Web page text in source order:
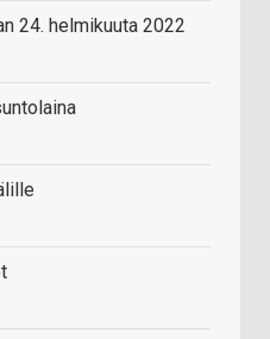
24. helmikuuta 2022